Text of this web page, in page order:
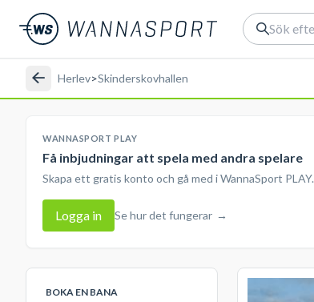
Herlev>Skinderskovhallen
WANNASPORT PLAY
Få inbjudningar att spela med andra spelare
Skapa ett gratis konto och gå med i WannaSport PLAY.
Logga in Se hur det fungerar →
BOKA EN BANA